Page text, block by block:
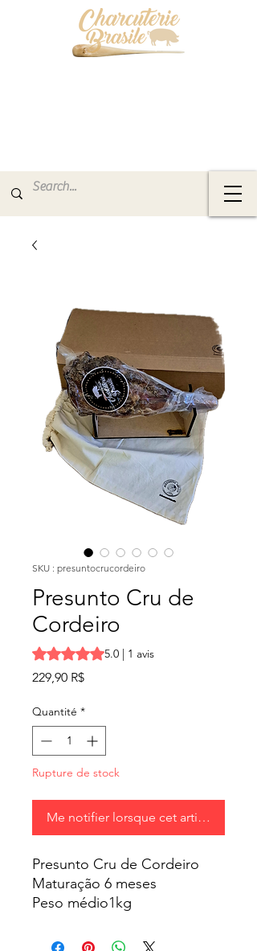
SKU : presuntocrucordeiro
Presunto Cru de
Cordeiro
La note est de 5.0 sur cinq étoiles selon
5.0 | 1 avis
229,90 R$Prix
Quantité *
Rupture de stock
Me notifier lorsque cet article est
Presunto Cru de Cordeiro
Maturação 6 meses
Peso médio1kg
Acompanha Suporte